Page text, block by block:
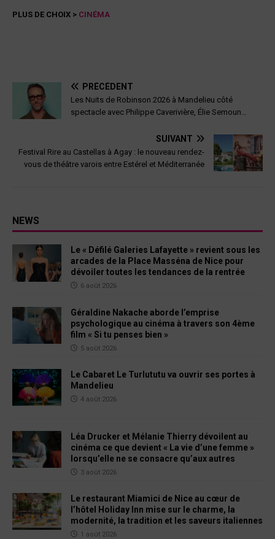
PLUS DE CHOIX > CINÉMA
PRÉCÉDENT
Les Nuits de Robinson 2026 à Mandelieu côté
spectacle avec Philippe Caverivière, Élie Semoun…
SUIVANT
Festival Rire au Castellas à Agay : le nouveau rendez-
vous de théâtre varois entre Estérel et Méditerranée
NEWS
Le « Défilé Galeries Lafayette » revient sous les
arcades de la Place Masséna de Nice pour
dévoiler toutes les tendances de la rentrée
6 août 2026
Géraldine Nakache aborde l’emprise
psychologique au cinéma à travers son 4ème
film « Si tu penses bien »
5 août 2026
Le Cabaret Le Turlututu va ouvrir ses portes à
Mandelieu
4 août 2026
Léa Drucker et Mélanie Thierry dévoilent au
cinéma ce que devient « La vie d’une femme »
lorsqu’elle ne se consacre qu’aux autres
3 août 2026
Le restaurant Miamici de Nice au cœur de
l’hôtel Holiday Inn mise sur le charme, la
modernité, la tradition et les saveurs italiennes
1 août 2026